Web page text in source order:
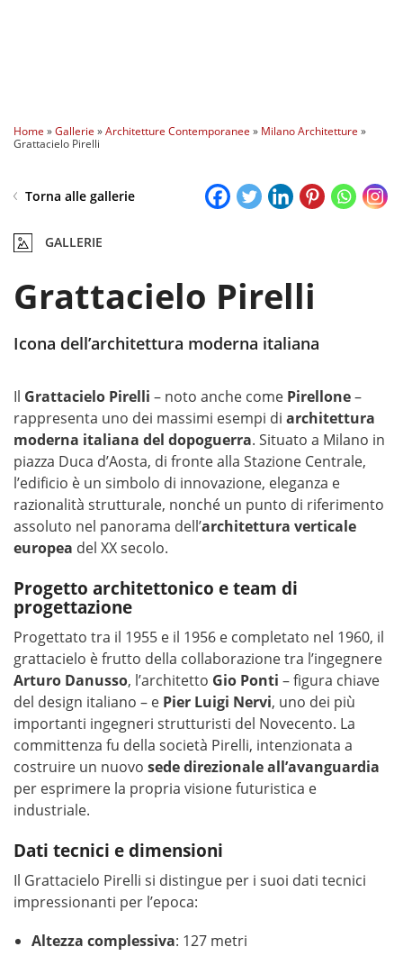
Home »Gallerie »Architetture Contemporanee » Milano Architetture »
Grattacielo Pirelli
Torna alle gallerie
GALLERIE
Grattacielo Pirelli
Icona dell’architettura moderna italiana
Il Grattacielo Pirelli – noto anche come Pirellone–
rappresenta uno dei massimi esempi di architettura
moderna italiana del dopoguerra. Situato a Milano in
piazza Duca d’Aosta, di fronte alla Stazione Centrale,
l’edificio è un simbolo di innovazione, eleganza e
razionalità strutturale, nonché un punto di riferimento
assoluto nel panorama dell’architettura verticale
europea del XX secolo.
Progetto architettonico e team di
progettazione
Progettato tra il 1955 e il 1956 e completato nel 1960, il
grattacielo è frutto della collaborazione tra l’ingegnere
Arturo Danusso, l’architetto Gio Ponti – figura chiave
del design italiano – e Pier Luigi Nervi, uno dei più
importanti ingegneri strutturisti del Novecento. La
committenza fu della società Pirelli, intenzionata a
costruire un nuovo sede direzionale all’avanguardia
per esprimere la propria visione futuristica e
industriale.
Dati tecnici e dimensioni
Il Grattacielo Pirelli si distingue per i suoi dati tecnici
impressionanti per l’epoca:
Altezza complessiva: 127 metri